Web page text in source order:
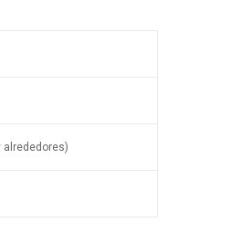
alrededores)